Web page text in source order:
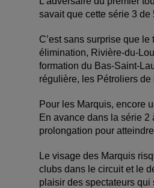
savait que cette série 3 de
C’est sans surprise que
élimination, Rivière-du-
formation du Bas-Saint-
régulière, les Pétroliers
Pour les Marquis, encore
En avance dans la série 2
prolongation pour
Le visage des Marquis
clubs dans le circuit et le
plaisir des spectateurs